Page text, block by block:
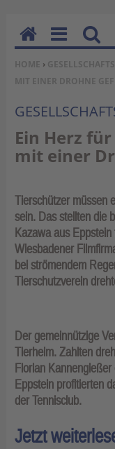
SIE BEFINDEN SICH
HOME ›
MIT EINER DROHNE
Ein Herz
mit einer
Tierschützer müssen
sein. Das stellten die
Kazawa aus
Wiesbadener
bei strömendem
Tierschutzverein
Der gemeinnützige
Tierheim. Zahlten
Florian
Eppstein profitierten
der Tennisclub.
Jetzt
H
o
m
e
M
en
u
Su
ch
en